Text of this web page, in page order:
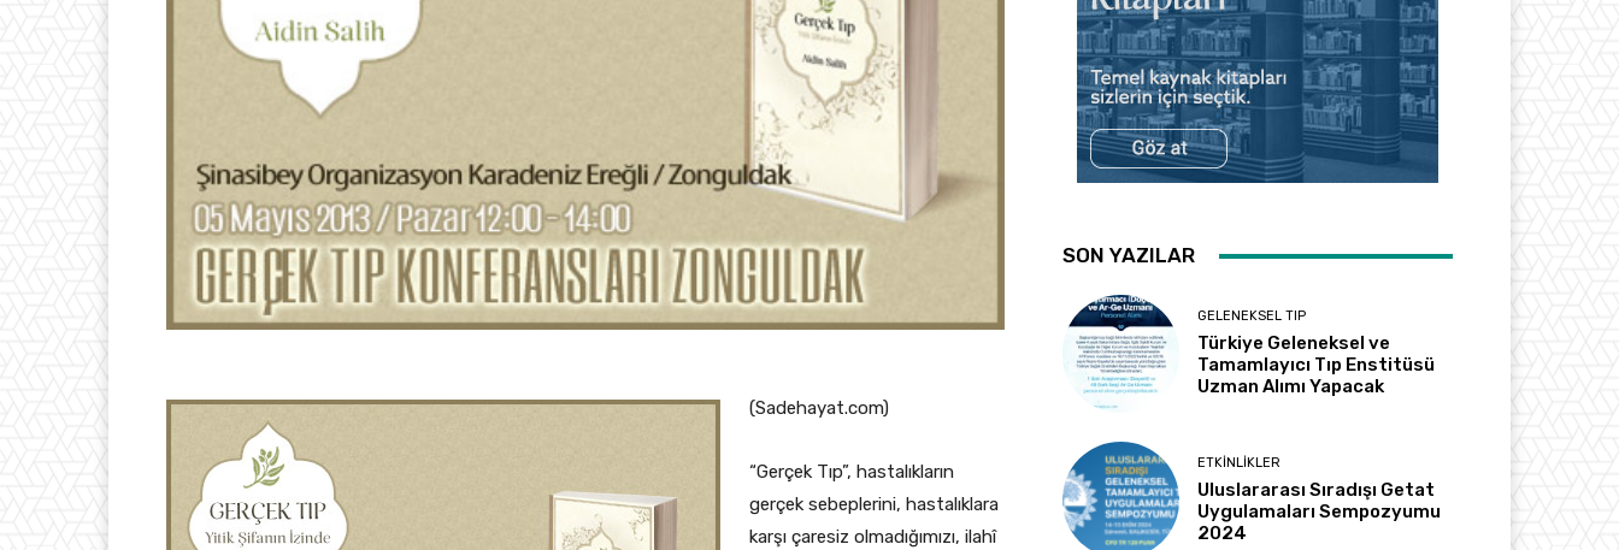
(Sadehayat.com)
“Gerçek Tıp”, hastalıkların
gerçek sebeplerini, hastalıklara
karşı çaresiz olmadığımızı, ilahî
SON YAZILAR
GELENEKSEL TIP
Türkiye Geleneksel ve
Tamamlayıcı Tıp Enstitüsü
Uzman Alımı Yapacak
ETKINLIKLER
Uluslararası Sıradışı Getat
Uygulamaları Sempozyumu
2024